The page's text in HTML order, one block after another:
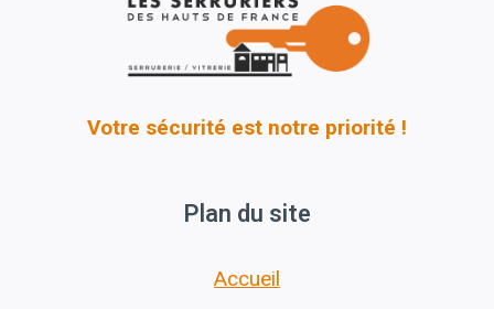
Votre sécurité est notre priorité !
Plan du site
Accueil